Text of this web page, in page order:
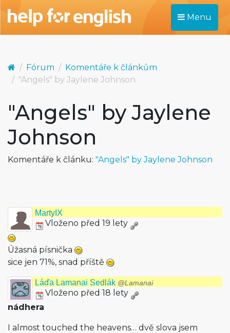
Menu
Fórum
Komentáře k článkům
"Angels" by Jaylene Johnson
"Angels" by Jaylene
Johnson
Komentáře k článku: "Angels" by Jaylene Johnson
MartyIX
Vloženo před 19 lety
Úžasná písnička
sice jen 71%, snad příště
Láďa Lamanai Sedlák @Lamanai
Vloženo před 18 lety
nádhera
I almost touched the heavens… dvě slova jsem